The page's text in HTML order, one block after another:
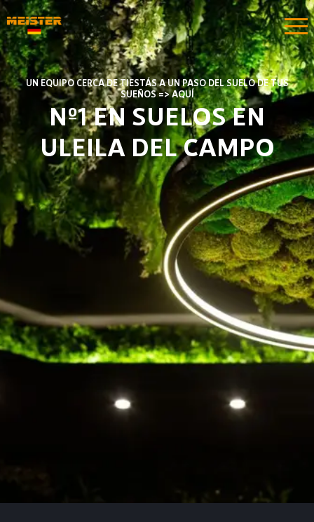
UN EQUIPO CERCA DE TIESTÁS A UN PASO DEL SUELO DE TUS
SUEÑOS => AQUÍ
Nº1 EN SUELOS EN
ULEILA DEL CAMPO